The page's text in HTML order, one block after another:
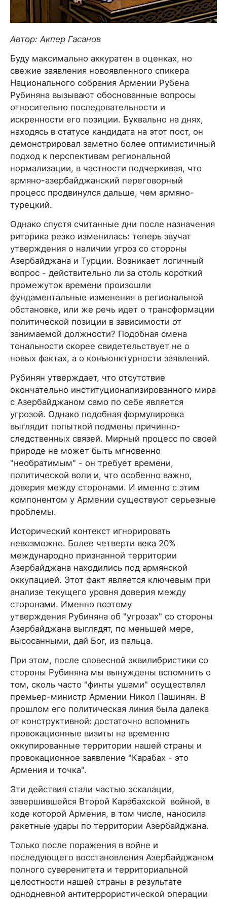
Автор: Акпер Гасанов
Буду максимально аккуратен в оценках, но
свежие заявления новоявленного спикера
Национального собрания Армении Рубена
Рубиняна вызывают обоснованные вопросы
относительно последовательности и
искренности его позиции. Буквально на днях,
находясь в статусе кандидата на этот пост, он
демонстрировал заметно более оптимистичный
подход к перспективам региональной
нормализации, в частности подчеркивая, что
армяно-азербайджанский переговорный
процесс продвинулся дальше, чем армяно-
турецкий.
Однако спустя считанные дни после назначения
риторика резко изменилась: теперь звучат
утверждения о наличии угроз со стороны
Азербайджана и Турции. Возникает логичный
вопрос - действительно ли за столь короткий
промежуток времени произошли
фундаментальные изменения в региональной
обстановке, или же речь идет о трансформации
политической позиции в зависимости от
занимаемой должности? Подобная смена
тональности скорее свидетельствует не о
новых фактах, а о конъюнктурности заявлений.
Рубинян утверждает, что отсутствие
окончательно институционализированного мира
с Азербайджаном само по себе является
угрозой. Однако подобная формулировка
выглядит попыткой подмены причинно-
следственных связей. Мирный процесс по своей
природе не может быть мгновенно
"необратимым" - он требует времени,
политической воли и, что особенно важно,
доверия между сторонами. И именно с этим
компонентом у Армении существуют серьезные
проблемы.
Исторический контекст игнорировать
невозможно. Более четверти века 20%
международно признанной территории
Азербайджана находились под армянской
оккупацией. Этот факт является ключевым при
анализе текущего уровня доверия между
сторонами. Именно поэтому
утверждения Рубиняна об "угрозах" со стороны
Азербайджана выглядят, по меньшей мере,
высосанными, дай Бог, из пальца.
При этом, после словесной эквилибристики со
стороны Рубиняна мы вынуждены вспомнить о
том, сколь часто "финты ушами" осуществлял
премьер-министр Армении Никол Пашинян. В
прошлом его политическая линия была далека
от конструктивной: достаточно вспомнить
провокационные визиты на временно
оккупированные территории нашей страны и
провокационное заявление "Карабах - это
Армения и точка".
Эти действия стали частью эскалации,
завершившейся Второй Карабахской войной, в
ходе которой Армения, в том числе, наносила
ракетные удары по территории Азербайджана.
Только после поражения в войне и
последующего восстановления Азербайджаном
полного суверенитета и территориальной
целостности нашей страны в результате
однодневной антитеррористической операции